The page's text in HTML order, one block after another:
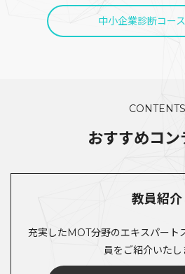
中小企業診断コー
CONTENTS
おすすめコン
教員紹介
充実したMOT分野のエキスパート
員をご紹介いたし